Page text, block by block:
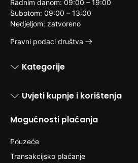
Radnim danom: 09:00 – 19:00
Subotom: 09:00 – 13:00
Nedjeljom: zatvoreno
Pravni podaci društva
Kategorije
Uvjeti kupnje i korištenja
Mogućnosti plaćanja
Pouzeće
Transakcijsko plaćanje